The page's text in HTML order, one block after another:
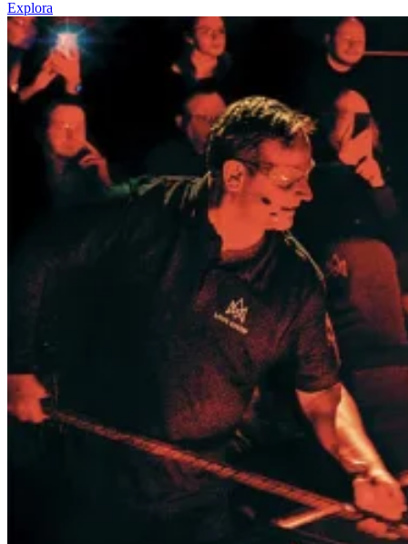
Explora